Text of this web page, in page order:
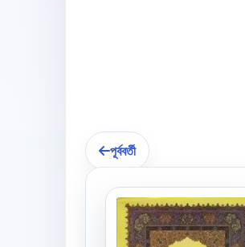
পূর্ববর্তী